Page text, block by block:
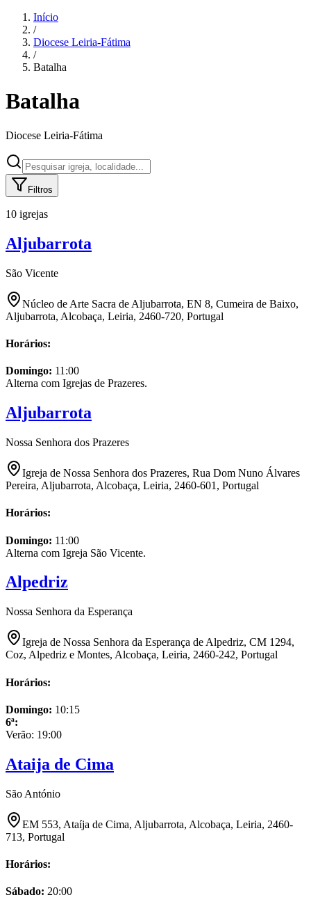
Início
/
Diocese Leiria-Fátima
/
Batalha
Batalha
Diocese Leiria-Fátima
Filtros
10 igrejas
Aljubarrota
São Vicente
Núcleo de Arte Sacra de Aljubarrota, EN 8, Cumeira de Baixo,
Aljubarrota, Alcobaça, Leiria, 2460-720, Portugal
Horários:
Domingo: 11:00
Alterna com Igrejas de Prazeres.
Aljubarrota
Nossa Senhora dos Prazeres
Igreja de Nossa Senhora dos Prazeres, Rua Dom Nuno Álvares
Pereira, Aljubarrota, Alcobaça, Leiria, 2460-601, Portugal
Horários:
Domingo: 11:00
Alterna com Igreja São Vicente.
Alpedriz
Nossa Senhora da Esperança
Igreja de Nossa Senhora da Esperança de Alpedriz, CM 1294,
Coz, Alpedriz e Montes, Alcobaça, Leiria, 2460-242, Portugal
Horários:
Domingo: 10:15
6ª:
Verão: 19:00
Ataija de Cima
São António
EM 553, Ataíja de Cima, Aljubarrota, Alcobaça, Leiria, 2460-
713, Portugal
Horários:
Sábado: 20:00